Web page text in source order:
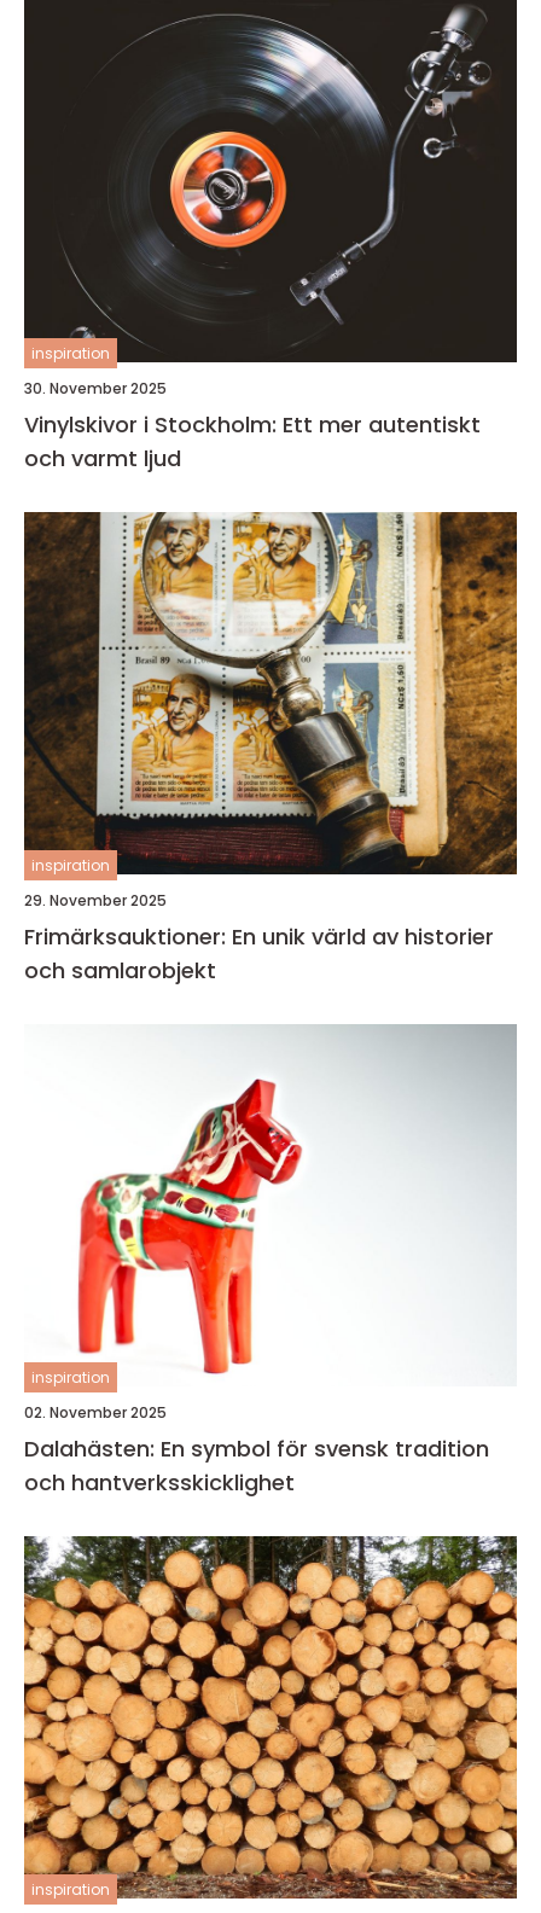
inspiration
30. November 2025
Vinylskivor i Stockholm: Ett mer autentiskt
och varmt ljud
inspiration
29. November 2025
Frimärksauktioner: En unik värld av historier
och samlarobjekt
inspiration
02. November 2025
Dalahästen: En symbol för svensk tradition
och hantverksskicklighet
inspiration